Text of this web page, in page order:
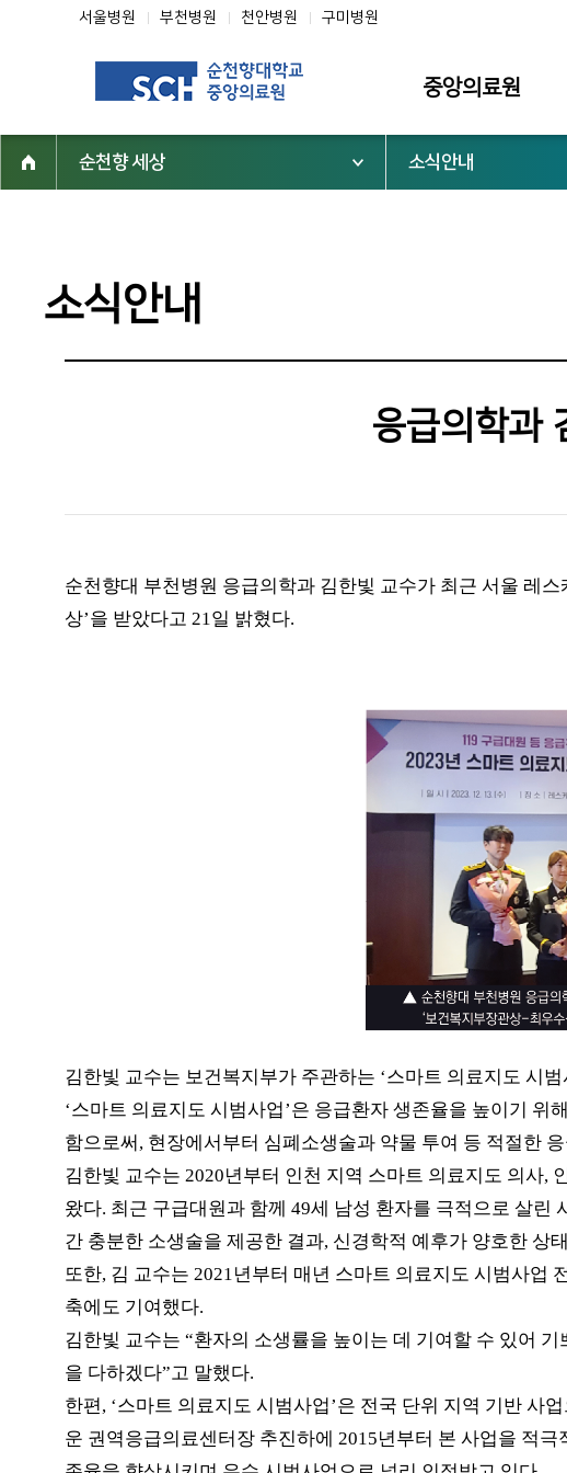
서울병원 부천병원 천안병원 구미병원
중앙의료원
소개
심벌마크
순천향 세상 소식안내
소식안내
응급의학과
순천향대 부천병원 응급의학과 김한빛 교수가 최근 서울 레스
상’을 받았다고21일 밝혔다.
김한빛 교수는 보건복지부가 주관하는 ‘스마트 의료지도 시범
‘스마트 의료지도 시범사업’은 응급환자 생존율을 높이기 위
함으로써 , 현장에서부터 심폐소생술과 약물 투여 등 적절한
김한빛 교수는2020년부터 인천 지역 스마트 의료지도 의사,
왔다. 최근 구급대원과 함께49세 남성 환자를 극적으로 살린
간 충분한 소생술을 제공한 결과, 신경학적 예후가 양호한 상
또한, 김 교수는2021년부터 매년 스마트 의료지도 시범사업
축에도 기여했다.
김한빛 교수는“환자의 소생률을 높이는 데 기여할 수 있어 기
을 다하겠다”고 말했다.
한편, ‘스마트 의료지도 시범사업’은 전국 단위 지역 기반 사
운 권역응급의료센터장 추진하에2015년부터 본 사업을 적극